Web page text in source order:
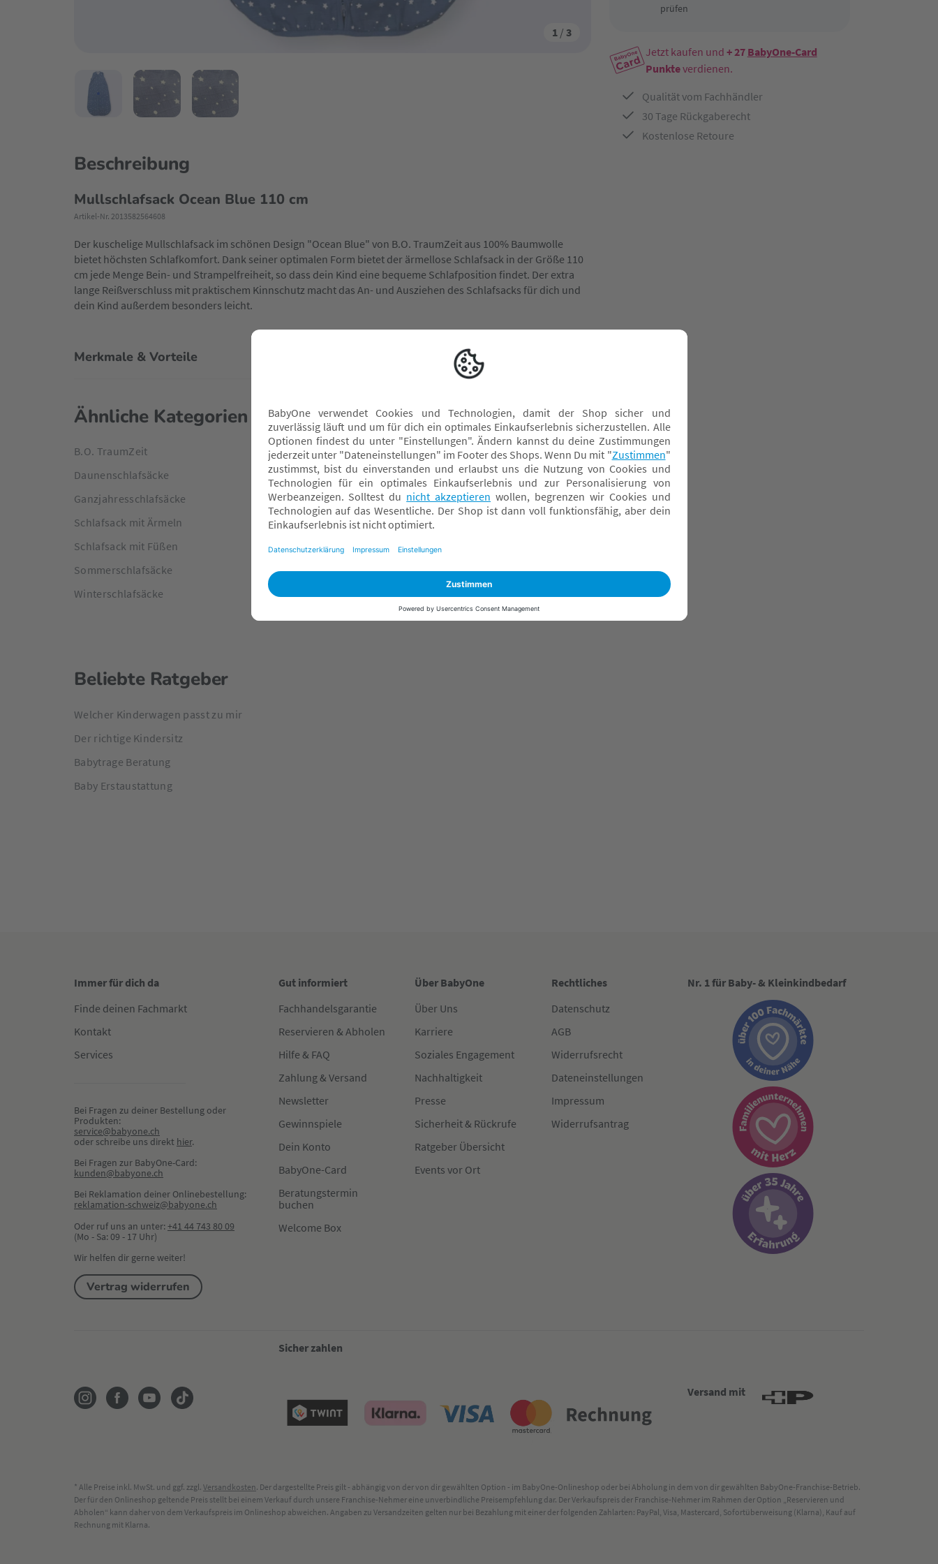
1 /3
prüfen
Jetzt kaufen und + 27 BabyOne-Card
Punkteverdienen.
Qualität vom Fachhändler
30 Tage Rückgaberecht
Kostenlose Retoure
Beschreibung
Mullschlafsack Ocean Blue 110 cm
Artikel-Nr. 2013582564608
Der kuschelige Mullschlafsack im schönen Design "Ocean Blue" von B.O. TraumZeit aus 100% Baumwolle
bietet höchsten Schlafkomfort. Dank seiner optimalen Form bietet der ärmellose Schlafsack in der Größe 110
cm jede Menge Bein- und Strampelfreiheit, so dass dein Kind eine bequeme Schlafposition findet. Der extra
lange Reißverschluss mit praktischem Kinnschutz macht das An- und Ausziehen des Schlafsacks für dich und
dein Kind außerdem besonders leicht.
Merkmale & Vorteile
Ähnliche Kategorien
B.O. TraumZeit
Daunenschlafsäcke
Ganzjahresschlafsäcke
Schlafsack mit Ärmeln
Schlafsack mit Füßen
Sommerschlafsäcke
Winterschlafsäcke
Beliebte Ratgeber
Welcher Kinderwagen passt zu mir
Der richtige Kindersitz
Babytrage Beratung
Baby Erstaustattung
Immer für dich da
Finde deinen Fachmarkt
Kontakt
Services
Bei Fragen zu deiner Bestellung oder
Produkten:
service@babyone.ch
oder schreibe uns direkt hier.
Bei Fragen zur BabyOne-Card:
kunden@babyone.ch
Bei Reklamation deiner Onlinebestellung:
reklamation-schweiz@babyone.ch
Oder ruf uns an unter:+41 44 743 80 09
(Mo - Sa: 09 - 17 Uhr)
Wir helfen dir gerne weiter!
Vertrag widerrufen
Gut informiert
Fachhandelsgarantie
Reservieren & Abholen
Hilfe & FAQ
Zahlung & Versand
Newsletter
Gewinnspiele
Dein Konto
BabyOne-Card
Beratungstermin
buchen
Welcome Box
Über BabyOne
Über Uns
Karriere
Soziales Engagement
Nachhaltigkeit
Presse
Sicherheit & Rückrufe
Ratgeber Übersicht
Events vor Ort
Rechtliches
Datenschutz
AGB
Widerrufsrecht
Dateneinstellungen
Impressum
Widerrufsantrag
Nr. 1 für Baby- & Kleinkindbedarf
Sicher zahlen
Versand mit
* Alle Preise inkl. MwSt. und ggf. zzgl. Versandkosten. Der dargestellte Preis gilt - abhängig von der von dir gewählten Option - im BabyOne-Onlineshop oder bei Abholung in dem von dir gewählten BabyOne-Franchise-Betrieb.
Der für den Onlineshop geltende Preis stellt bei einem Verkauf durch unsere Franchise-Nehmer eine unverbindliche Preisempfehlung dar. Der Verkaufspreis der Franchise-Nehmer im Rahmen der Option „Reservieren und
Abholen“ kann daher von dem Verkaufspreis im Onlineshop abweichen. Angaben zu Versandzeiten gelten nur bei Bezahlung mit einer der folgenden Zahlarten: PayPal, Visa, Mastercard, Sofortüberweisung (Klarna), Kauf auf
Rechnung mit Klarna.